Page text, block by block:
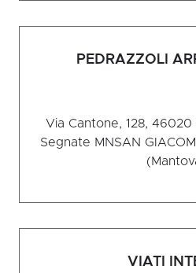
PEDRAZZOLI
Via Cantone, 128, 46020
Segnate MNSAN
VIATI